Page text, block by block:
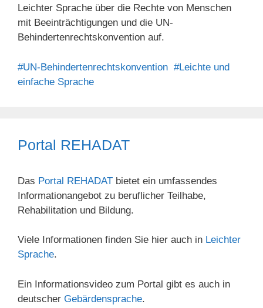
Leichter Sprache über die Rechte von Menschen
mit Beeinträchtigungen und die UN-
Behindertenrechtskonvention auf.
#UN-Behindertenrechtskonvention #Leichte und
einfache Sprache
Portal REHADAT
Das Portal REHADAT bietet ein umfassendes
Informationangebot zu beruflicher Teilhabe,
Rehabilitation und Bildung.
Viele Informationen finden Sie hier auch in Leichter
Sprache.
Ein Informationsvideo zum Portal gibt es auch in
deutscher Gebärdensprache.